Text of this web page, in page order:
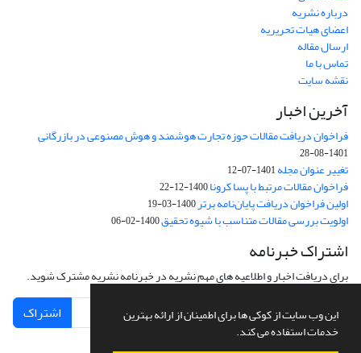
این وب سایت از کوکی ها برای اطمینان از ارائه بهترین
خدمات استفاده می کند.
درباره نشریه
اعضای هیات تحریریه
ارسال مقاله
تماس با ما
نقشه سایت
آخرین اخبار
فراخوان دریافت مقالات حوزه تجارت هوشمند و هوش مصنوعی در بازرگانی
1401-08-28
تغییر عنوان مجله1401-07-12
فراخوان مقالات مرتبط با پسا کرونا1400-12-22
اولین فراخوان دریافت پایان‌نامه برتر1400-03-19
اولویت بررسی مقالات متناسب با شیوه تحقیق1400-02-06
اشتراک خبرنامه
برای دریافت اخبار و اطلاعیه های مهم نشریه در خبرنامه نشریه مشترک شوید.
اشتراک